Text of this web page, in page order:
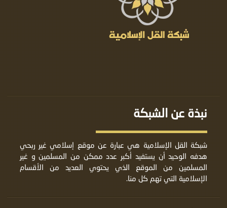
نبذة عن الشبكة
شبكة القل الإسلامية هي عبارة عن موقع إسلامي غير ربحي
هدفه الوحيد أن يستفيد أكبر عدد ممكن من المسلمين و غير
المسلمين من الموقع الذي يحتوي العديد من الأقسام
الإسلامية التي تهم كل منا.